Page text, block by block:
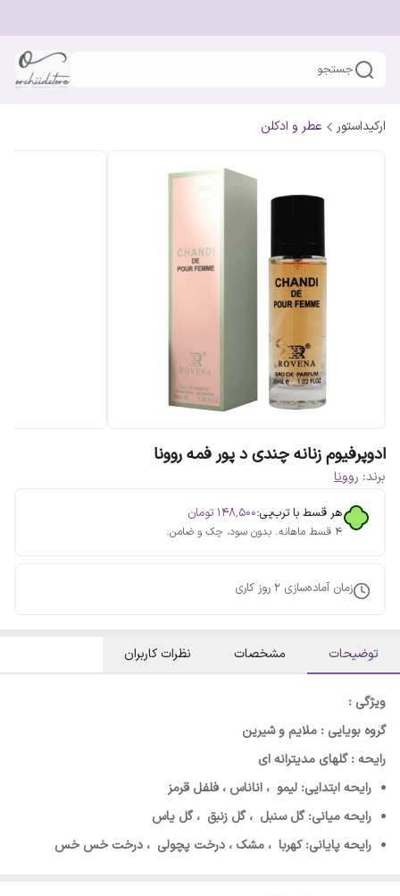
جستجو
ارکیداستور عطر و ادکلن
ادوپرفیوم زنانه چندی د پور فمه روونا
برند: روونا
هر قسط با ترب‌پی:۱۴۸٬۵۰۰ تومان
۴ قسط ماهانه. بدون سود، چک و ضامن.
زمان آماده‌سازی 2 روز کاری
توضیحات مشخصات نظرات کاربران
ویژگی :
گروه بویایی : ملایم و شیرین
رایحه : گلهای مدیترانه ای
رایحه ابتدایی: لیمو ، اناناس ، فلفل قرمز
رایحه میانی: گل سنبل ، گل زنبق ، گل یاس
رایحه پایانی: کهربا ، مشک ، درخت پچولی ، درخت خس خس